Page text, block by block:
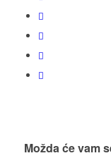
Možda će vam